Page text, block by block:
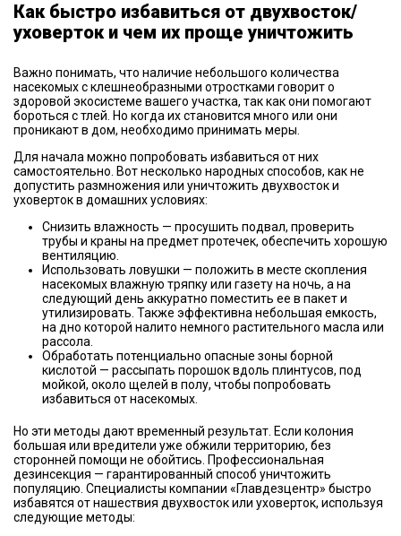
Как быстро избавиться от двухвосток/
уховерток и чем их проще уничтожить
Важно понимать, что наличие небольшого количества
насекомых с клешнеобразными отростками говорит о
здоровой экосистеме вашего участка, так как они помогают
бороться с тлей. Но когда их становится много или они
проникают в дом, необходимо принимать меры.
Для начала можно попробовать избавиться от них
самостоятельно. Вот несколько народных способов, как не
допустить размножения или уничтожить двухвосток и
уховерток в домашних условиях:
Снизить влажность — просушить подвал, проверить
трубы и краны на предмет протечек, обеспечить хорошую
вентиляцию.
Использовать ловушки — положить в месте скопления
насекомых влажную тряпку или газету на ночь, а на
следующий день аккуратно поместить ее в пакет и
утилизировать. Также эффективна небольшая емкость,
на дно которой налито немного растительного масла или
рассола.
Обработать потенциально опасные зоны борной
кислотой — рассыпать порошок вдоль плинтусов, под
мойкой, около щелей в полу, чтобы попробовать
избавиться от насекомых.
Но эти методы дают временный результат. Если колония
большая или вредители уже обжили территорию, без
сторонней помощи не обойтись. Профессиональная
дезинсекция — гарантированный способ уничтожить
популяцию. Специалисты компании «Главдезцентр» быстро
избавятся от нашествия двухвосток или уховерток, используя
следующие методы: